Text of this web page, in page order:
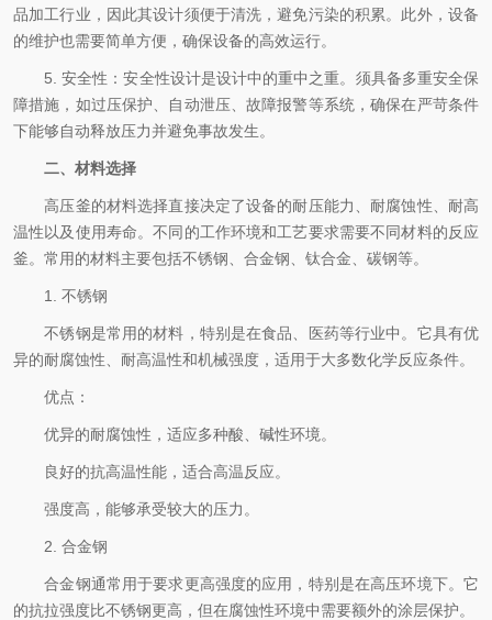
品加工行业，因此其设计须便于清洗，避免污染的积累。此外，设备
的维护也需要简单方便，确保设备的高效运行。
5. 安全性：安全性设计是设计中的重中之重。须具备多重安全保
障措施，如过压保护、自动泄压、故障报警等系统，确保在严苛条件
下能够自动释放压力并避免事故发生。
二、材料选择
高压釜的材料选择直接决定了设备的耐压能力、耐腐蚀性、耐高
温性以及使用寿命。不同的工作环境和工艺要求需要不同材料的反应
釜。常用的材料主要包括不锈钢、合金钢、钛合金、碳钢等。
1. 不锈钢
不锈钢是常用的材料，特别是在食品、医药等行业中。它具有优
异的耐腐蚀性、耐高温性和机械强度，适用于大多数化学反应条件。
优点：
优异的耐腐蚀性，适应多种酸、碱性环境。
良好的抗高温性能，适合高温反应。
强度高，能够承受较大的压力。
2. 合金钢
合金钢通常用于要求更高强度的应用，特别是在高压环境下。它
的抗拉强度比不锈钢更高，但在腐蚀性环境中需要额外的涂层保护。